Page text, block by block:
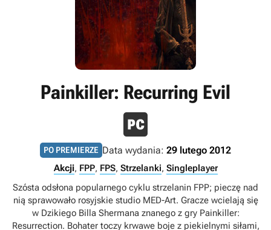
Painkiller: Recurring Evil
PO PREMIERZE Data wydania: 29 lutego 2012
Akcji, FPP, FPS, Strzelanki, Singleplayer
Szósta odsłona popularnego cyklu strzelanin FPP; pieczę nad
nią sprawowało rosyjskie studio MED-Art. Gracze wcielają się
w Dzikiego Billa Shermana znanego z gry Painkiller:
Resurrection. Bohater toczy krwawe boje z piekielnymi siłami,